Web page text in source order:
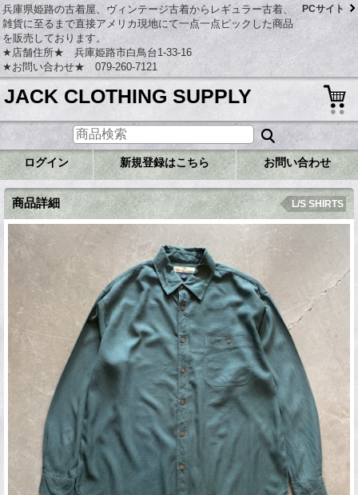
兵庫県姫路の古着屋、ヴィンテージ古着からレギュラー古着、
雑貨に至るまで直接アメリカ現地にて一点一点ピックした商品
を販売しております。
★店舗住所★ 兵庫姫路市白鳥台1-33-16
★お問い合わせ★ 079-260-7121
PCサイト
JACK CLOTHING SUPPLY
ログイン 新規登録はこちら お問い合わせ
商品詳細 L/S SHIRTS